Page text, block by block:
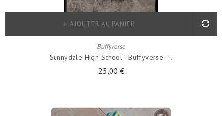
Buffyverse
Sunnydale High School - Buffyverse -...
25,00 €
AJOUTER AU PANIER